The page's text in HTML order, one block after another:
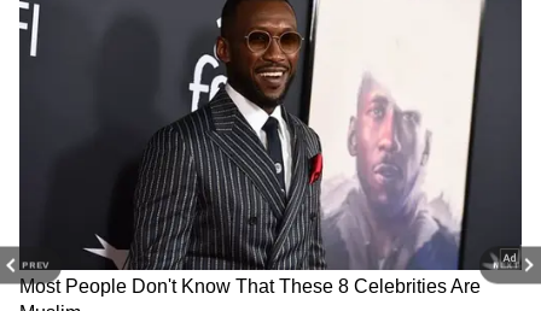
PREV NEXT
Elon Musk: சம்பளம் மட்டும்
தர்றாரு! உலகையே
ஆச்சரியப்பட வைத்த
எலான் மஸ்க்! வேலை
சொல்லுங்கப்பா..!
Interesting Facts:
அமெரிக்காவில் மக்கள்
கேஸ் சிலிண்டர்
வாங்குறதே இல்ல.!
அவங்களுக்கு எப்படி
சமையல் எரிவாயு
கிடைக்குது தெரியுமா?